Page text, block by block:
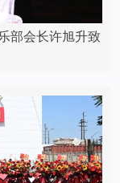
部会长许旭升致